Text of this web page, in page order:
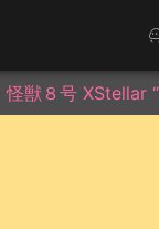
怪獣８号 XStellar